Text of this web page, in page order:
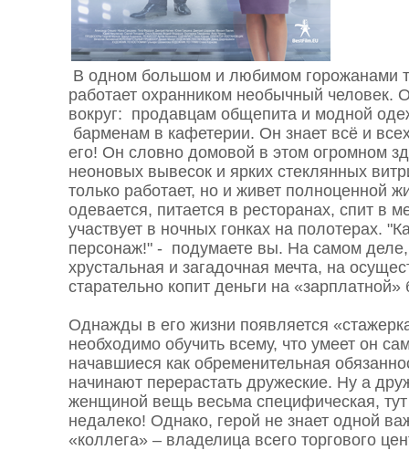
В одном большом и любимом горожанами
работает охранником необычный человек.
вокруг: продавцам общепита и модной
барменам в кафетерии. Он знает всё и
его! Он словно домовой в этом огромном
неоновых вывесок и ярких стеклянных
только работает, но и живет полноценной
одевается, питается в ресторанах, спит в
участвует в ночных гонках на полотерах.
персонаж!" - подумаете вы. На самом деле,
хрустальная и загадочная мечта, на
старательно копит деньги на «зарплатной»
Однажды в его жизни появляется
необходимо обучить всему, что умеет он
начавшиеся как обременительная
начинают перерастать дружеские. Ну а
женщиной вещь весьма специфическая,
недалеко! Однако, герой не знает одной
«коллега» – владелица всего торгового